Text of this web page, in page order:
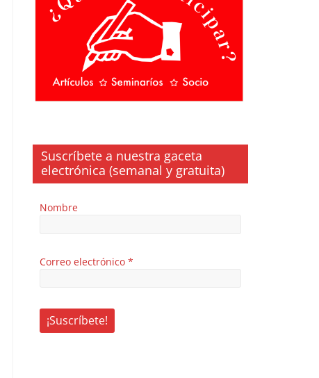
Suscríbete a nuestra gaceta
electrónica (semanal y gratuita)
Nombre
Correo electrónico *